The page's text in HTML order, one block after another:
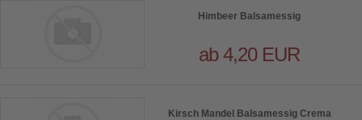
Himbeer Balsamessig
ab 4,20 EUR
Kirsch Mandel Balsamessig Crema